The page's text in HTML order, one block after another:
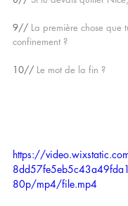
9// La première chose que
confinement ?
10// Le mot de la fin ?
https://
80p/mp4/file.mp4